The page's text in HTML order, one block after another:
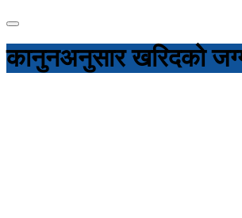
कानुनअनुसार खरिदको